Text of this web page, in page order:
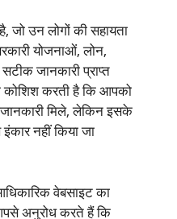
जो उन लोगों की सहायता
योजनाओं, लोन,
जानकारी प्राप्त
कोशिश करती है कि आपको
मिले, लेकिन इसके
नहीं किया जा
वेबसाइट का
अनुरोध करते हैं कि